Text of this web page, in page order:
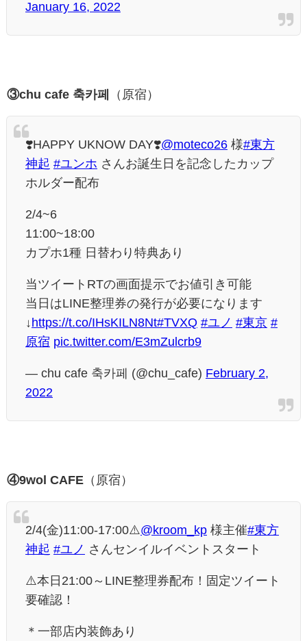
January 16, 2022
③chu cafe 축카페 （原宿）
❣️HAPPY UKNOW DAY❣️@moteco26 様#東方
神起 #ユンホ さんお誕生日を記念したカップ
ホルダー配布
2/4~6
11:00~18:00
カプホ1種 日替わり特典あり
当ツイートRTの画面提示でお値引き可能
当日はLINE整理券の発行が必要になります
↓ https://t.co/IHsKILN8Nt#TVXQ #ユノ #東京 #
原宿 pic.twitter.com/E3mZulcrb9
— chu cafe 축카페 (@chu_cafe) February 2,
2022
④9wol CAFE （原宿）
2/4(金)11:00-17:00⚠️@kroom_kp 様主催#東方
神起 #ユノ さんセンイルイベントスタート
⚠️本日21:00～LINE整理券配布！固定ツイート
要確認！
＊一部店内装飾あり